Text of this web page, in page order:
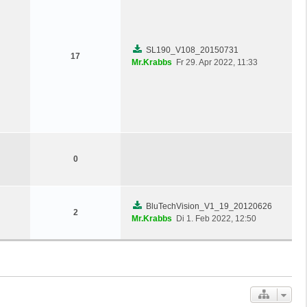
17
SL190_V108_20150731
Mr.Krabbs
Fr 29. Apr 2022, 11:33
0
2
BluTechVision_V1_19_20120626
Mr.Krabbs
Di 1. Feb 2022, 12:50